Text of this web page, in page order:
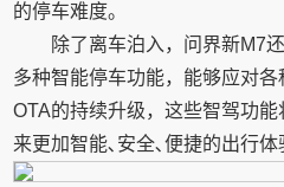
的停车难度。
除了离车泊入，问界新M7
多种智能停车功能，能够应对
OTA的持续升级，这些智驾功
来更加智能､安全､便捷的出行体